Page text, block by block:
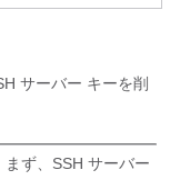
サーバー キーを削
ず、SSH サーバー